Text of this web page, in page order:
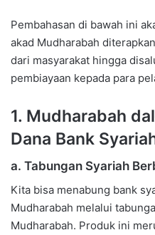
Pembahasan di bawah ini
akad Mudharabah
dari masyarakat hingga
pembiayaan kepada para
1. Mudharabah
Dana Bank
a. Tabungan Syariah
Kita bisa menabung bank
Mudharabah melalui
Mudharabah. Produk ini